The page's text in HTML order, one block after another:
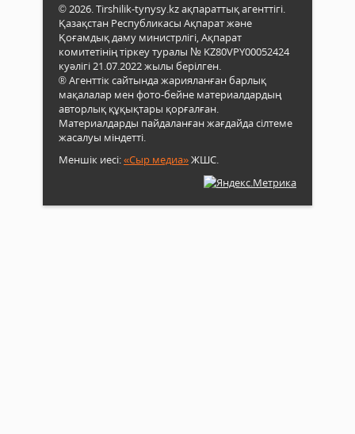
© 2026. Tirshilik-tynysy.kz ақпараттық агенттігі.
Қазақстан Республикасы Ақпарат және
Қоғамдық даму министрлігі, Ақпарат
комитетінің тіркеу туралы № KZ80VPY00052424
куәлігі 21.07.2022 жылы берілген.
® Агенттік сайтында жарияланған барлық
мақалалар мен фото-бейне материалдардың
авторлық құқықтары қорғалған.
Материалдарды пайдаланған жағдайда сілтеме
жасалуы міндетті.
Меншік иесі:«Сыр медиа»ЖШС.